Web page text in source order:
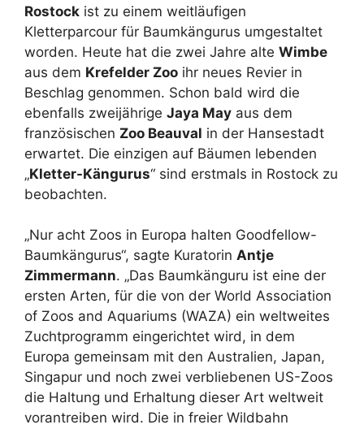
Rostock ist zu einem weitläufigen
Kletterparcour für Baumkängurus umgestaltet
worden. Heute hat die zwei Jahre alte Wimbe
aus dem Krefelder Zoo ihr neues Revier in
Beschlag genommen. Schon bald wird die
ebenfalls zweijährige Jaya May aus dem
französischen Zoo Beauval in der Hansestadt
erwartet. Die einzigen auf Bäumen lebenden
„Kletter-Kängurus“ sind erstmals in Rostock zu
beobachten.
„Nur acht Zoos in Europa halten Goodfellow-
Baumkängurus“, sagte Kuratorin Antje
Zimmermann. „Das Baumkänguru ist eine der
ersten Arten, für die von der World Association
of Zoos and Aquariums (WAZA) ein weltweites
Zuchtprogramm eingerichtet wird, in dem
Europa gemeinsam mit den Australien, Japan,
Singapur und noch zwei verbliebenen US-Zoos
die Haltung und Erhaltung dieser Art weltweit
vorantreiben wird. Die in freier Wildbahn